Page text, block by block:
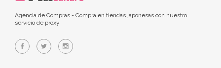
Agencia de Compras - Compra en tiendas japonesas con nuestro
servicio de proxy